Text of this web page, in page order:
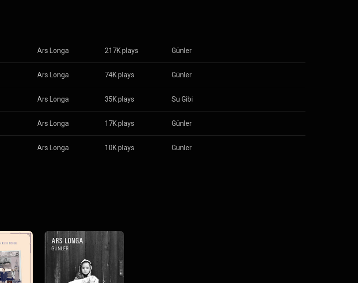
Ars Longa 217K plays Günler
Ars Longa 74K plays Günler
Ars Longa 35K plays Su Gibi
Ars Longa 17K plays Günler
Ars Longa 10K plays Günler